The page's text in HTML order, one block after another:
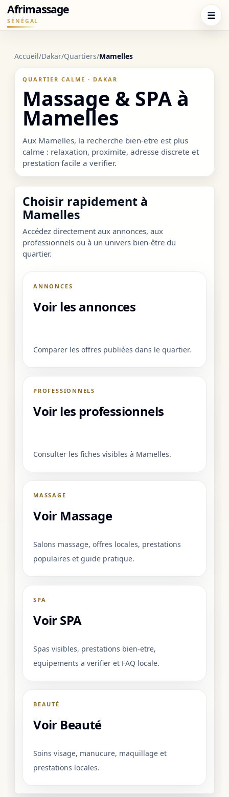
Afrimassage
SÉNÉGAL ☰
Accueil/Dakar/Quartiers/Mamelles
QUARTIER CALME · DAKAR
Massage & SPA à
Mamelles
Aux Mamelles, la recherche bien-etre est plus
calme : relaxation, proximite, adresse discrete et
prestation facile a verifier.
Choisir rapidement à
Mamelles
Accédez directement aux annonces, aux
professionnels ou à un univers bien-être du
quartier.
ANNONCES
Voir les annonces
Comparer les offres publiées dans le quartier.
PROFESSIONNELS
Voir les professionnels
Consulter les fiches visibles à Mamelles.
MASSAGE
Voir Massage
Salons massage, offres locales, prestations
populaires et guide pratique.
SPA
Voir SPA
Spas visibles, prestations bien-etre,
equipements a verifier et FAQ locale.
BEAUTÉ
Voir Beauté
Soins visage, manucure, maquillage et
prestations locales.